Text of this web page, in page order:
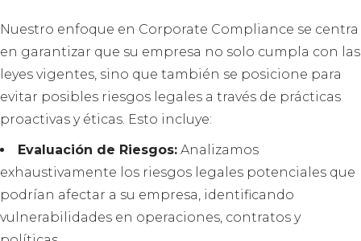
Nuestro enfoque en Corporate Compliance se centra
en garantizar que su empresa no solo cumpla con las
leyes vigentes, sino que también se posicione para
evitar posibles riesgos legales a través de prácticas
proactivas y éticas. Esto incluye:
Evaluación de Riesgos: Analizamos
exhaustivamente los riesgos legales potenciales que
podrían afectar a su empresa, identificando
vulnerabilidades en operaciones, contratos y